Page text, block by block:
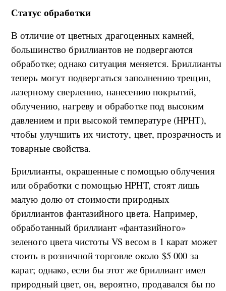
Статус обработки
В отличие от цветных драгоценных камней,
большинство бриллиантов не подвергаются
обработке; однако ситуация меняется. Бриллианты
теперь могут подвергаться заполнению трещин,
лазерному сверлению, нанесению покрытий,
облучению, нагреву и обработке под высоким
давлением и при высокой температуре (HPHT),
чтобы улучшить их чистоту, цвет, прозрачность и
товарные свойства.
Бриллианты, окрашенные с помощью облучения
или обработки с помощью HPHT, стоят лишь
малую долю от стоимости природных
бриллиантов фантазийного цвета. Например,
обработанный бриллиант «фантазийного»
зеленого цвета чистоты VS весом в 1 карат может
стоить в розничной торговле около $5 000 за
карат; однако, если бы этот же бриллиант имел
природный цвет, он, вероятно, продавался бы по